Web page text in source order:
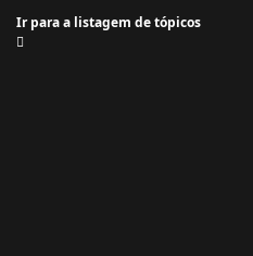
Ir para a listagem de tópicos